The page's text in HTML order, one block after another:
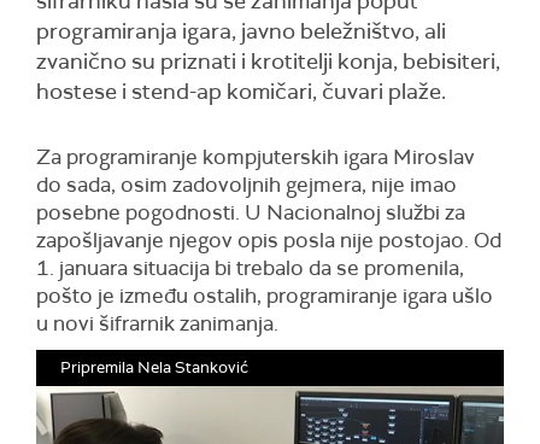
programiranja igara, javno beležništvo, ali
zvanično su priznati i krotitelji konja, bebisiteri,
hostese i stend-ap komičari, čuvari plaže.
Za programiranje kompjuterskih igara Miroslav
do sada, osim zadovoljnih gejmera, nije imao
posebne pogodnosti. U Nacionalnoj službi za
zapošljavanje njegov opis posla nije postojao. Od
1. januara situacija bi trebalo da se promenila,
pošto je između ostalih, programiranje igara ušlo
u novi šifrarnik zanimanja.
Pripremila Nela Stanković